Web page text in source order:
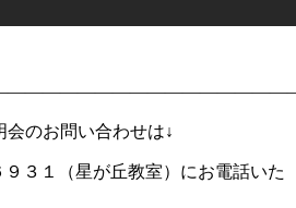
のお問い合わせは↓
３１（星が丘教室）にお電話いた